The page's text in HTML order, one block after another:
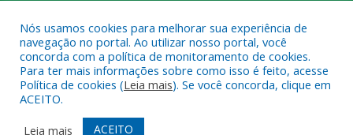
Todos os direitos reservados a Prefeitura Municipal de Faro.
Mapa do Site Acessar Área Administrativa
Nós usamos cookies para melhorar sua experiência de
navegação no portal. Ao utilizar nosso portal, você
concorda com a política de monitoramento de cookies.
Para ter mais informações sobre como isso é feito, acesse
Política de cookies (Leia mais). Se você concorda, clique em
ACEITO.
Leia mais
ACEITO